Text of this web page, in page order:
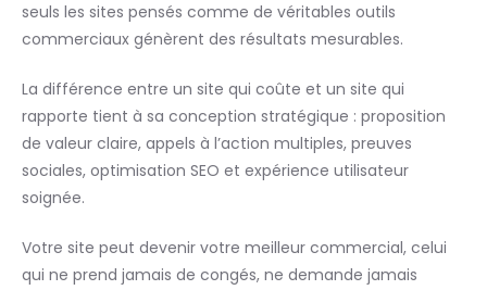
seuls les sites pensés comme de véritables outils
commerciaux génèrent des résultats mesurables.
La différence entre un site qui coûte et un site qui
rapporte tient à sa conception stratégique : proposition
de valeur claire, appels à l’action multiples, preuves
sociales, optimisation SEO et expérience utilisateur
soignée.
Votre site peut devenir votre meilleur commercial, celui
qui ne prend jamais de congés, ne demande jamais